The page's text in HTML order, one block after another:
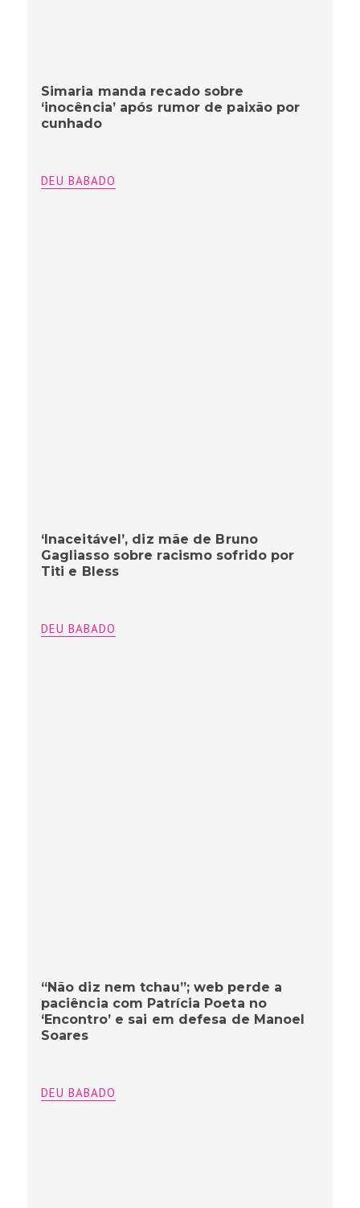
Simaria manda recado sobre
‘inocência’ após rumor de paixão por
cunhado
DEU BABADO
‘Inaceitável’, diz mãe de Bruno
Gagliasso sobre racismo sofrido por
Titi e Bless
DEU BABADO
“Não diz nem tchau”; web perde a
paciência com Patrícia Poeta no
‘Encontro’ e sai em defesa de Manoel
Soares
DEU BABADO